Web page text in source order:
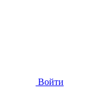
Войти